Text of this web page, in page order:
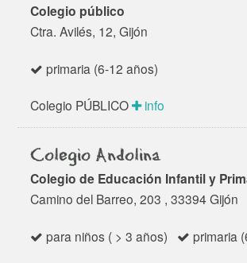
Colegio público
Ctra. Avilés, 12, Gijón
primaria (6-12 años)
Colegio PÚBLICO info
Colegio Andolina
Colegio de Educación Infantil y
Camino del Barreo, 203 , 33394 Gijón
para niños ( > 3 años) primaria